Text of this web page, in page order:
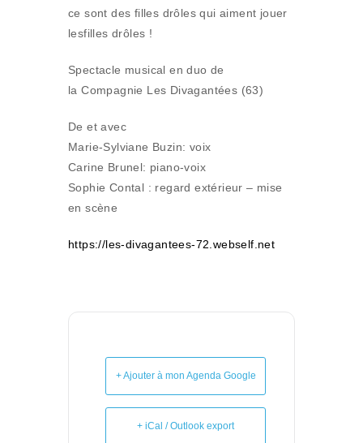
ce sont des filles drôles qui aiment jouer
lesfilles drôles !
Spectacle musical en duo de
la Compagnie Les Divagantées (63)
De et avec
Marie-Sylviane Buzin: voix
Carine Brunel: piano-voix
Sophie Contal : regard extérieur – mise
en scène
https://les-divagantees-72.webself.net
+ Ajouter à mon Agenda Google
+ iCal / Outlook export